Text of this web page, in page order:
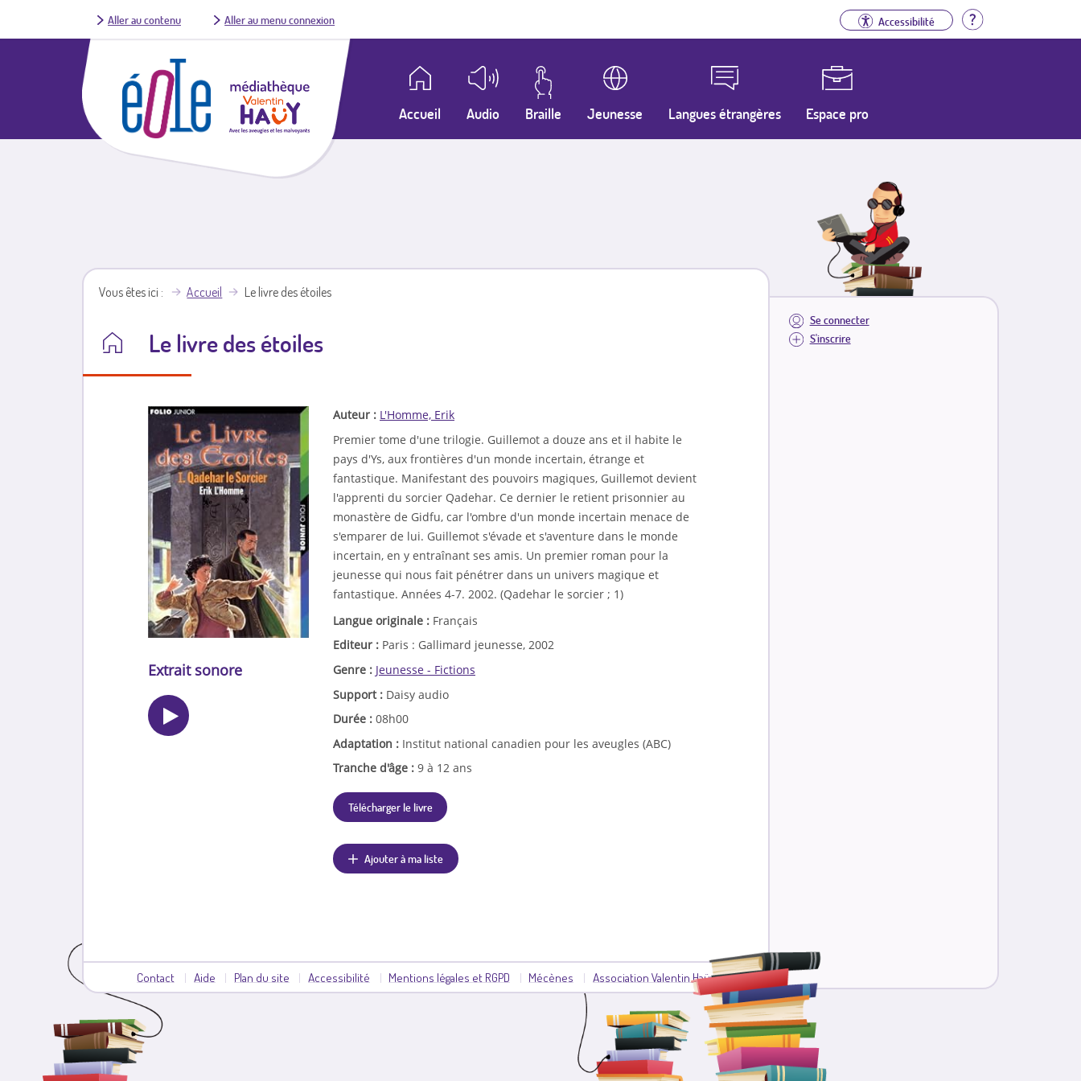
Aller au contenu Aller au menu connexion Accessibilité Aide
Accueil Audio Braille Jeunesse Langues étrangères Espace pro
Se connecter
S'inscrire
Vous êtes ici Accueil Le livre des étoiles
Le livre des étoiles
Auteur : L'Homme, Erik
Premier tome d'une trilogie. Guillemot a douze ans et il habite le
pays d'Ys, aux frontières d'un monde incertain, étrange et
fantastique. Manifestant des pouvoirs magiques, Guillemot devient
l'apprenti du sorcier Qadehar. Ce dernier le retient prisonnier au
monastère de Gidfu, car l'ombre d'un monde incertain menace de
s'emparer de lui. Guillemot s'évade et s'aventure dans le monde
incertain, en y entraînant ses amis. Un premier roman pour la
jeunesse qui nous fait pénétrer dans un univers magique et
fantastique. Années 4-7. 2002. (Qadehar le sorcier ; 1)
Langue originale : Français
Editeur : Paris : Gallimard jeunesse, 2002
Genre : Jeunesse - Fictions
Support : Daisy audio
Durée : 08h00
Adaptation : Institut national canadien pour les aveugles (ABC)
Tranche d'âge : 9 à 12 ans
Télécharger le livre
Ajouter à ma liste
Extrait sonore
Contact Aide Plan du site Accessibilité Mentions légales et RGPD Mécènes Association Valentin Haüy